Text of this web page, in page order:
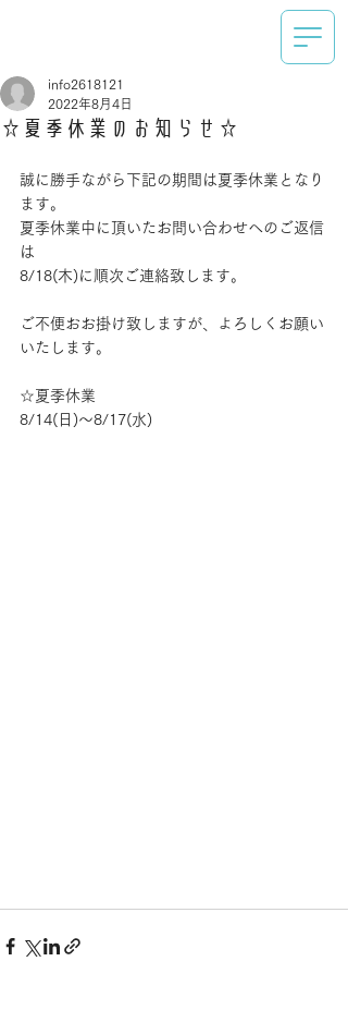
☆夏季休業のお知らせ☆
info2618121
2022年8月4日
誠に勝手ながら下記の期間は夏季休業となり
ます。
夏季休業中に頂いたお問い合わせへのご返信
は
8/18(木)に順次ご連絡致します。
ご不便おお掛け致しますが、よろしくお願い
いたします。
☆夏季休業
8/14(日)～8/17(水)